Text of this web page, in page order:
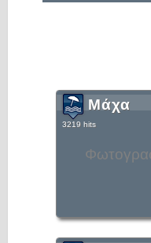
Μάχα
3219 hits